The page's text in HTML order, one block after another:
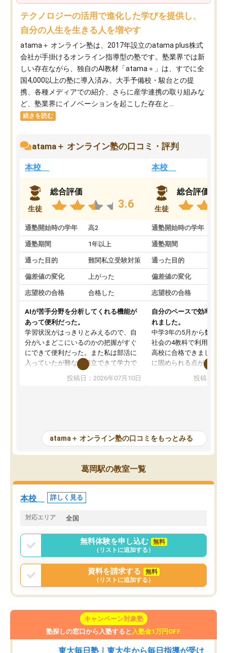
テクノロジーの活用で進化した学びを提供し、
自分の人生を生きる人を増やす
atama＋ オンライン塾は、2017年設立のatama plus株式
会社が手掛けるオンライン指導型の塾です。塾業界では新
しい存在ながら、独自のAI教材「atama＋」は、すでに全
国4,000以上の塾に導入済み。大手予備校・駿台との提
携、各種メディアでの紹介、さらに産学連携の取り組みな
ど、塾業界にイノベーションを起こした存在と...
続きを読む
atama＋ オンライン塾の口コミ・評判
本校
生徒
総合評価
3.6
通塾開始時の学年 高2
通塾期間 1年以上
通った目的 難関私立受験対策
偏差値の変化 上がった
志望校の合格 合格した
AIが苦手分野を分析してくれる機能が
あって便利だった。
学習状況がはっきりとみえるので、自
分がいまどこにいるのかの把握がすぐ
にできて便利だった。また私は部活に
入っていたが難なく両立できて学力で
も部活でも結果を残すことができてよ
かった。また問題演習の際に、自分が
が、自分で自分の管理ができない人に
とっては難しい部分もあるのではない
かと思った。
投稿日：2026年07月10日
本校
生徒
総合評価
通塾開始時の学年
通塾期間
通った目的
偏差値の変化
志望校の合格
自分のペースで効率よく
れました。
中学3年の5月から数学・
社会の4教科で利用し、
高校に合格できました。
に固められる点が魅力で
項目のおかげで、手軽
元数が可視化されるので
しながら意欲的に取り組
常に効果を実感している
すめできる塾です。
投稿日：
atama＋ オンライン塾の口コミをもっとみる
葛岡駅の教室一覧
本校 詳しく見る
対応エリア 全国
無料体験を申し込む
無料
（リストに追加する）
資料を請求する
無料
（リストに追加する）
キャンペーン対象塾
塾探しの窓口から入塾すると 入塾金1万円OFF
東大毎日塾｜東大生から毎日指導が受け